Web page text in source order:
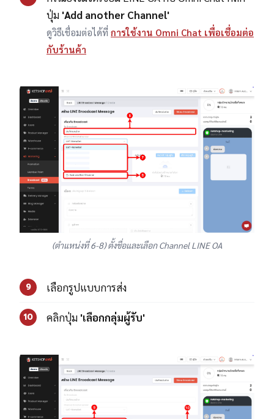
ปุ่ม 'Add another Channel'
ดูวิธีเชื่อมต่อได้ที่ การใช้งาน Omni Chat เพื่อเชื่อมต่อ
กับร้านค้า
(ตำแหน่งที่ 6-8) ตั้งชื่อและเลือก Channel LINE OA
9 เลือกรูปแบบการส่ง
10 คลิกปุ่ม 'เลือกกลุ่มผู้รับ'